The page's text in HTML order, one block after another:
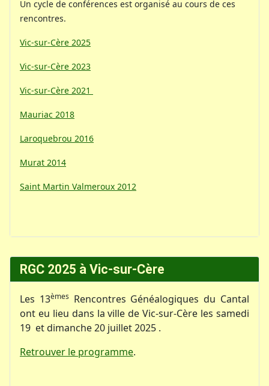
RGC 2025 à Vic-sur-Cère
Les 13èmes Rencontres Généalogiques du Cantal
ont eu lieu dans la ville de Vic-sur-Cère les samedi
19 et dimanche 20 juillet 2025 .
Retrouver le programme.
Un cycle de conférences est organisé au cours de ces
rencontres.
Vic-sur-Cère 2025
Vic-sur-Cère 2023
Vic-sur-Cère 2021
Mauriac 2018
Laroquebrou 2016
Murat 2014
Saint Martin Valmeroux 2012